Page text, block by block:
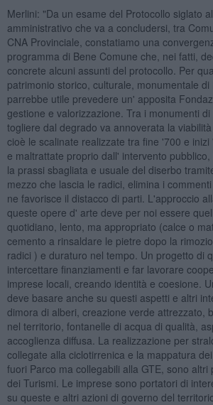
Merlini: "Da un esame del Protocollo siglato
amministrativo che va a concludersi, tra
CNA Provinciale, constatiamo una
programma di Bene Comune che, nei fatti,
concrete alcuni assunti del protocollo. Per
patrimonio storico, culturale, monumentale di
parrebbe utile prevedere un' apposita
gestione e valorizzazione. Tra i monumenti
togliere dal degrado va annoverata la
cioè le scalinate realizzate tra fine '700 e
e maltrattate proprio dall' intervento
la prassi sbagliata e usuale del diserbo
mezzo che lascia le radici, elimina i
ne favorisce il distacco di parti. L'approccio
queste opere d' arte deve per noi essere
quotidiano, lento, ma appropriato (calce o
cemento a rinsaldare le pietre dopo la
radici ) e duraturo nel tempo. Un progetto di
intercettare finanziamenti e far lavorare
imprese locali, creando identità e coesione.
deve basare anche su questi aspetti e altri
dimora di alberi, creazione verde attrezzato,
nel territorio, fontanelle di acqua di qualità,
accoglienza diffusa. La realizzazione per
collegate alla ciclotirrenica e la mappatura
fuori Parco ma collegabili alla GTE, sono altri
dei Turismi. Le imprese sono portatori di
su queste e altri azioni di governo del